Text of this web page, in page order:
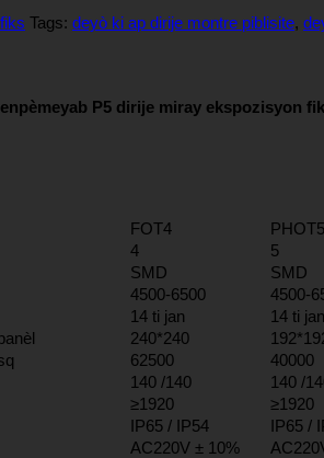
Tags: deyò ki ap dirije montre piblisite,
P5 dirije miray ekspozisyon
FOT4 PHOT5
4 5
SMD SMD
4500-6500 4500-
14 ti jan 14 ti jan
240*240
62500 40000
140 /140 140 /
≥1920 ≥1920
IP65 / IP54 IP65 /
AC220V ± 10%